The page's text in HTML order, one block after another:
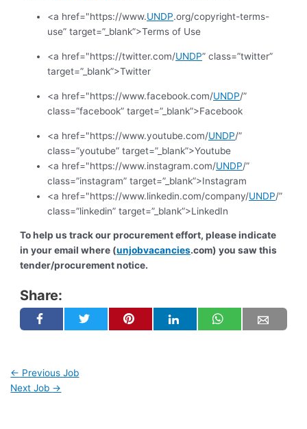
<a href="https://www.UNDP.org/copyright-terms-
use” target=”_blank”>Terms of Use
<a href="https://twitter.com/UNDP” class=”twitter”
target=”_blank”>Twitter
<a href="https://www.facebook.com/UNDP/”
class=”facebook” target=”_blank”>Facebook
<a href="https://www.youtube.com/UNDP/”
class=”youtube” target=”_blank”>Youtube
<a href="https://www.instagram.com/UNDP/”
class=”instagram” target=”_blank”>Instagram
<a href="https://www.linkedin.com/company/UNDP/”
class=”linkedin” target=”_blank”>LinkedIn
To help us track our procurement effort, please indicate
in your email where (unjobvacancies.com) you saw this
tender/procurement notice.
Share:
← Previous Job
Next Job →